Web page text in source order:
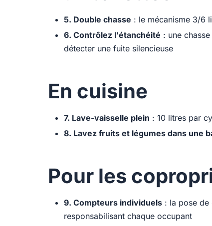
5. Double chasse : le mécanisme 3/6
6. Contrôlez l'étanchéité : une
détecter une fuite silencieuse
En cuisine
7. Lave-vaisselle plein : 10 litres par
8. Lavez fruits et légumes dans une
Pour les
9. Compteurs individuels : la pose de
responsabilisant chaque occupant